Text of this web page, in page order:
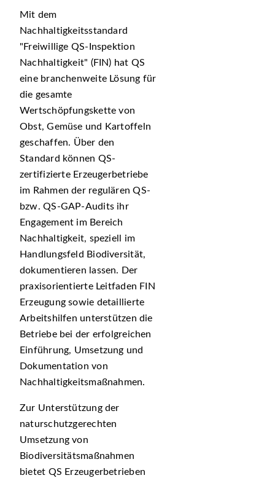
Mit dem
Nachhaltigkeitsstandard
Freiwillige QS-Inspektion
Nachhaltigkeit
(FIN) hat QS
eine branchenweite Lösung für
die gesamte
Wertschöpfungskette von
Obst, Gemüse und Kartoffeln
geschaffen. Über den
Standard können QS-
zertifizierte Erzeugerbetriebe
im Rahmen der regulären QS-
bzw. QS-GAP-Audits ihr
Engagement im Bereich
Nachhaltigkeit, speziell im
Handlungsfeld Biodiversität,
dokumentieren lassen. Der
praxisorientierte Leitfaden FIN
Erzeugung sowie detaillierte
Arbeitshilfen unterstützen die
Betriebe bei der erfolgreichen
Einführung, Umsetzung und
Dokumentation von
Nachhaltigkeitsmaßnahmen.
Zur Unterstützung der
naturschutzgerechten
Umsetzung von
Biodiversitätsmaßnahmen
bietet QS Erzeugerbetrieben